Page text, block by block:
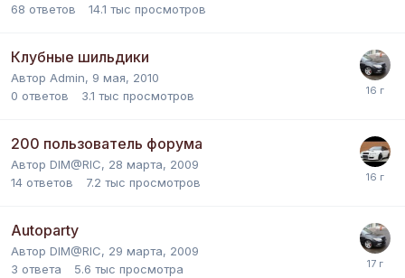
68 ответов 14.1 тыс просмотров
Клубные шильдики
Автор Admin, 9 мая, 2010
0 ответов 3.1 тыс просмотров
200 пользователь форума
Автор DIM@RIC, 28 марта, 2009
14 ответов 7.2 тыс просмотров
Autoparty
Автор DIM@RIC, 29 марта, 2009
3 ответа 5.6 тыс просмотра